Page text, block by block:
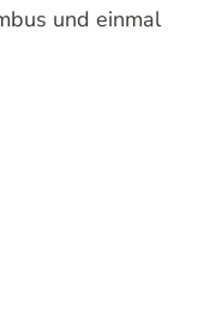
und einmal